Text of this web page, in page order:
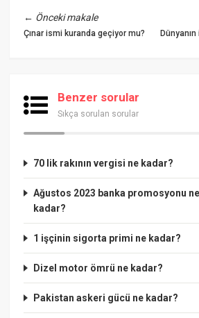
← Önceki makale
Çınar ismi kuranda geçiyor mu?
Benzer sorular
Sıkça sorulan sorular
70 lik rakının vergisi ne kadar?
Ağustos 2023 banka promosyonu ne
kadar?
1 işçinin sigorta primi ne kadar?
Dizel motor ömrü ne kadar?
Pakistan askeri gücü ne kadar?